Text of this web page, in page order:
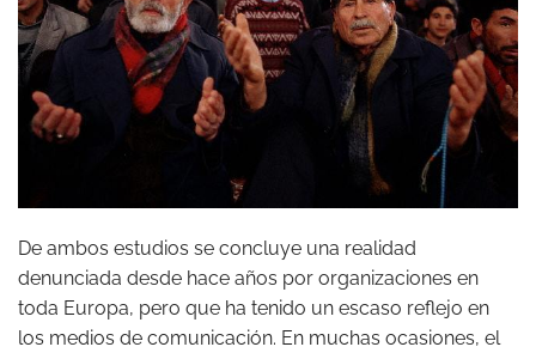
De ambos estudios se concluye una realidad
denunciada desde hace años por organizaciones en
toda Europa, pero que ha tenido un escaso reflejo en
los medios de comunicación. En muchas ocasiones, el